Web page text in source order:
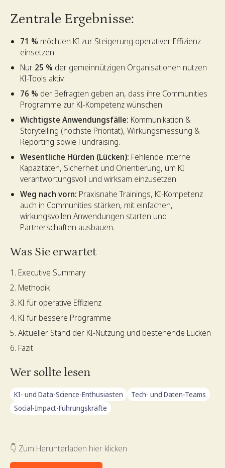
Zentrale Ergebnisse:
71 % möchten KI zur Steigerung operativer Effizienz
einsetzen.
Nur 25 % der gemeinnützigen Organisationen nutzen
KI-Tools aktiv.
76 % der Befragten geben an, dass ihre Communities
Programme zur KI-Kompetenz wünschen.
Wichtigste Anwendungsfälle: Kommunikation &
Storytelling (höchste Priorität), Wirkungsmessung &
Reporting sowie Fundraising.
Wesentliche Hürden (Lücken): Fehlende interne
Kapazitäten, Sicherheit und Orientierung, um KI
verantwortungsvoll und wirksam einzusetzen.
Weg nach vorn: Praxisnahe Trainings, KI-Kompetenz
auch in Communities stärken, mit einfachen,
wirkungsvollen Anwendungen starten und
Partnerschaften ausbauen.
Was Sie erwartet
Executive Summary
Methodik
KI für operative Effizienz
KI für bessere Programme
Aktueller Stand der KI-Nutzung und bestehende Lücken
Fazit
Wer sollte lesen
KI- und Data-Science-Enthusiasten
Tech- und Daten-Teams
Social-Impact-Führungskräfte
👇 Zum Herunterladen hier klicken